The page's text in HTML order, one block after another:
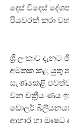
දෙස් විදෙස්
පියවරක් කරා
ශ්‍රී ලංකාව
අමතක කළ යුතු
සැණකෙළි
වන චක්‍රීය ණය
ඩොලර්
ආහාර හා ඖෂධ